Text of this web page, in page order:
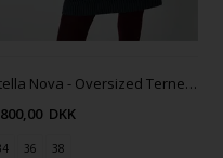
Stella Nova - Oversized Ternet Uld Blazer - Blue Checks
DKK
36 38